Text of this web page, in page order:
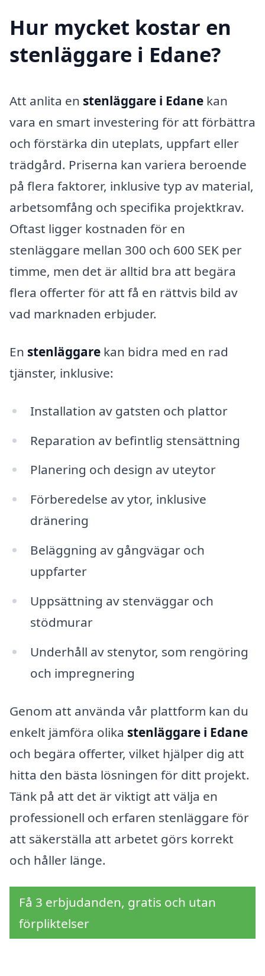
Hur mycket kostar en
stenläggare i Edane?
Att anlita en stenläggare i Edane kan
vara en smart investering för att förbättra
och förstärka din uteplats, uppfart eller
trädgård. Priserna kan variera beroende
på flera faktorer, inklusive typ av material,
arbetsomfång och specifika projektkrav.
Oftast ligger kostnaden för en
stenläggare mellan 300 och 600 SEK per
timme, men det är alltid bra att begära
flera offerter för att få en rättvis bild av
vad marknaden erbjuder.
En stenläggare kan bidra med en rad
tjänster, inklusive:
Installation av gatsten och plattor
Reparation av befintlig stensättning
Planering och design av uteytor
Förberedelse av ytor, inklusive
dränering
Beläggning av gångvägar och
uppfarter
Uppsättning av stenväggar och
stödmurar
Underhåll av stenytor, som rengöring
och impregnering
Genom att använda vår plattform kan du
enkelt jämföra olika stenläggare i Edane
och begära offerter, vilket hjälper dig att
hitta den bästa lösningen för ditt projekt.
Tänk på att det är viktigt att välja en
professionell och erfaren stenläggare för
att säkerställa att arbetet görs korrekt
och håller länge.
Få 3 erbjudanden, gratis och utan
förpliktelser